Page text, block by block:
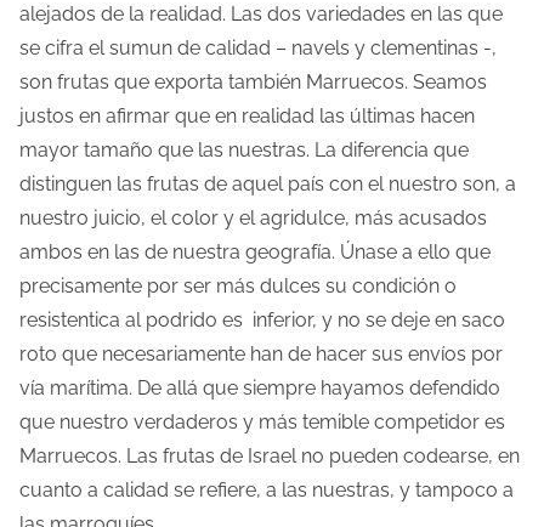
alejados de la realidad. Las dos variedades en las que
se cifra el sumun de calidad – navels y clementinas -,
son frutas que exporta también Marruecos. Seamos
justos en afirmar que en realidad las últimas hacen
mayor tamaño que las nuestras. La diferencia que
distinguen las frutas de aquel país con el nuestro son, a
nuestro juicio, el color y el agridulce, más acusados
ambos en las de nuestra geografía. Únase a ello que
precisamente por ser más dulces su condición o
resistentica al podrido es inferior, y no se deje en saco
roto que necesariamente han de hacer sus envíos por
vía marítima. De allá que siempre hayamos defendido
que nuestro verdaderos y más temible competidor es
Marruecos. Las frutas de Israel no pueden codearse, en
cuanto a calidad se refiere, a las nuestras, y tampoco a